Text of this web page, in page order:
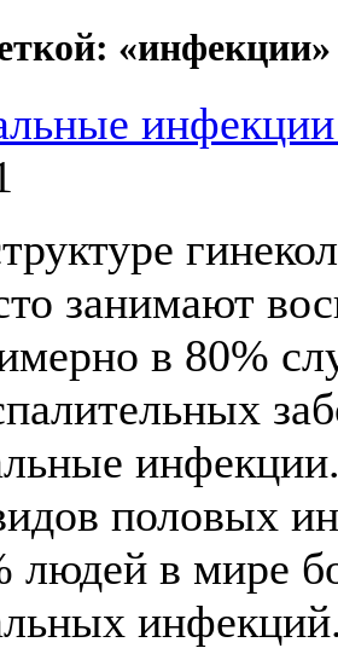
«инфекции»
занимают
в 80%
половых
людей в мире